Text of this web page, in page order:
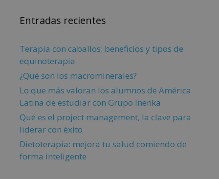
Entradas recientes
Terapia con caballos: beneficios y tipos de
equinoterapia
¿Qué son los macrominerales?
Lo que más valoran los alumnos de América
Latina de estudiar con Grupo Inenka
Qué es el project management, la clave para
liderar con éxito
Dietoterapia: mejora tu salud comiendo de
forma inteligente